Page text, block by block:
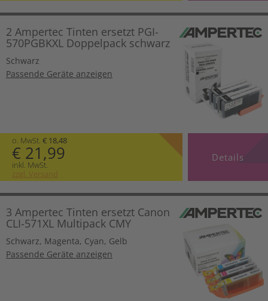
2 Ampertec Tinten ersetzt PGI-
570PGBKXL Doppelpack schwarz
Schwarz
Passende Geräte anzeigen
o. MwSt. € 18,48
€ 21,99
inkl. MwSt.
zzgl. Versand
Details
3 Ampertec Tinten ersetzt Canon
CLI-571XL Multipack CMY
Schwarz, Magenta, Cyan, Gelb
Passende Geräte anzeigen